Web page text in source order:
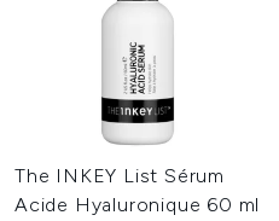
The INKEY List Sérum
Acide Hyaluronique 60 ml